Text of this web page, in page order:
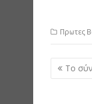
Πρωτες
P
o
Το